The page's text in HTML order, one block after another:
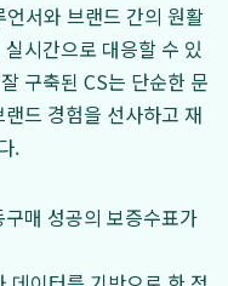
서와 브랜드 간의 원활
시간으로 대응할 수 있
구축된 CS는 단순한 문
드 경험을 선사하고 재
.
매 성공의 보증수표가